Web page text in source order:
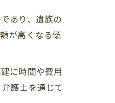
あり、遺族の
が高くなる傾
に時間や費用
護士を通じて